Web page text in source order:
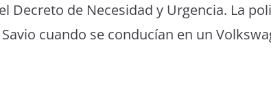
Decreto de Necesidad y Urgencia. La
cuando se conducían en un